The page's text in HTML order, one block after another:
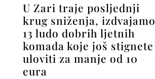
U Zari traje posljednji
krug sniženja, izdvajamo
13 ludo dobrih ljetnih
komada koje još stignete
uloviti za manje od 10
eura